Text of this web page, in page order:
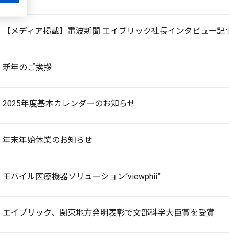
【メディア掲載】電波新聞 エイブリック社長インタビュー記
新年のご挨拶
2025年度基本カレンダーのお知らせ
年末年始休業のお知らせ
モバイル医療機器ソリューション“viewphii”
エイブリック、関東地方発明表彰で文部科学大臣賞を受賞